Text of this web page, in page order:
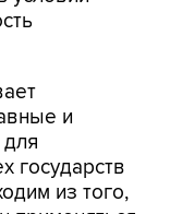
и
государств
из того,